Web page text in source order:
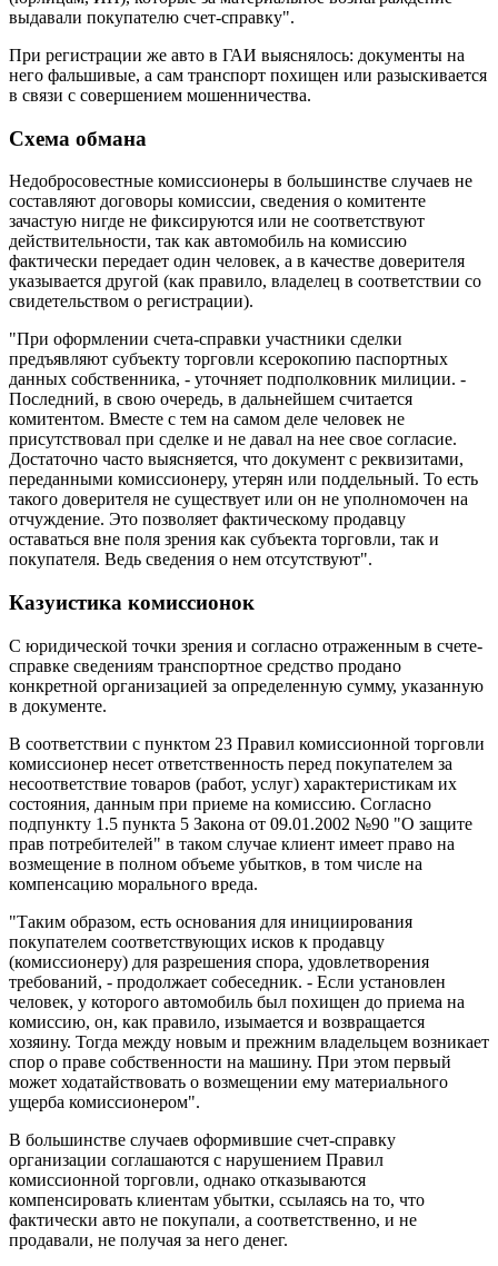
выдавали покупателю счет-справку".
При регистрации же авто в ГАИ выяснялось: документы на
него фальшивые, а сам транспорт похищен или разыскивается
в связи с совершением мошенничества.
Схема обмана
Недобросовестные комиссионеры в большинстве случаев не
составляют договоры комиссии, сведения о комитенте
зачастую нигде не фиксируются или не соответствуют
действительности, так как автомобиль на комиссию
фактически передает один человек, а в качестве доверителя
указывается другой (как правило, владелец в соответствии со
свидетельством о регистрации).
"При оформлении счета-справки участники сделки
предъявляют субъекту торговли ксерокопию паспортных
данных собственника, - уточняет подполковник милиции. -
Последний, в свою очередь, в дальнейшем считается
комитентом. Вместе с тем на самом деле человек не
присутствовал при сделке и не давал на нее свое согласие.
Достаточно часто выясняется, что документ с реквизитами,
переданными комиссионеру, утерян или поддельный. То есть
такого доверителя не существует или он не уполномочен на
отчуждение. Это позволяет фактическому продавцу
оставаться вне поля зрения как субъекта торговли, так и
покупателя. Ведь сведения о нем отсутствуют".
Казуистика комиссионок
С юридической точки зрения и согласно отраженным в счете-
справке сведениям транспортное средство продано
конкретной организацией за определенную сумму, указанную
в документе.
В соответствии с пунктом 23 Правил комиссионной торговли
комиссионер несет ответственность перед покупателем за
несоответствие товаров (работ, услуг) характеристикам их
состояния, данным при приеме на комиссию. Согласно
подпункту 1.5 пункта 5 Закона от 09.01.2002 №90 "О защите
прав потребителей" в таком случае клиент имеет право на
возмещение в полном объеме убытков, в том числе на
компенсацию морального вреда.
"Таким образом, есть основания для инициирования
покупателем соответствующих исков к продавцу
(комиссионеру) для разрешения спора, удовлетворения
требований, - продолжает собеседник. - Если установлен
человек, у которого автомобиль был похищен до приема на
комиссию, он, как правило, изымается и возвращается
хозяину. Тогда между новым и прежним владельцем возникает
спор о праве собственности на машину. При этом первый
может ходатайствовать о возмещении ему материального
ущерба комиссионером".
В большинстве случаев оформившие счет-справку
организации соглашаются с нарушением Правил
комиссионной торговли, однако отказываются
компенсировать клиентам убытки, ссылаясь на то, что
фактически авто не покупали, а соответственно, и не
продавали, не получая за него денег.